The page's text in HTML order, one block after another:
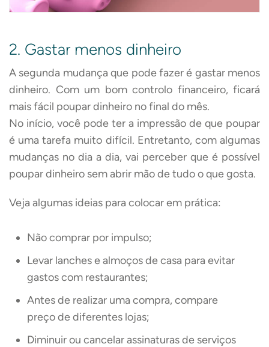
2. Gastar menos dinheiro
A segunda mudança que pode fazer é gastar menos
dinheiro. Com um bom controlo financeiro, ficará
mais fácil poupar dinheiro no final do mês.
No início, você pode ter a impressão de que poupar
é uma tarefa muito difícil. Entretanto, com algumas
mudanças no dia a dia, vai perceber que é possível
poupar dinheiro sem abrir mão de tudo o que gosta.
Veja algumas ideias para colocar em prática:
Não comprar por impulso;
Levar lanches e almoços de casa para evitar
gastos com restaurantes;
Antes de realizar uma compra, compare
preço de diferentes lojas;
Diminuir ou cancelar assinaturas de serviços